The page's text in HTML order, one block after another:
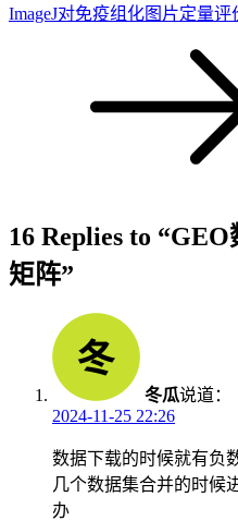
ImageJ对免疫组化图片定量
16 Replies to
矩阵”
冬瓜说道：
2024-11-25 22:26
数据下载的时候就有负
几个数据集合并的时候
办